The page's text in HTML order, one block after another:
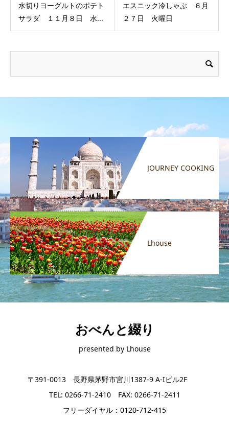
水切りヨーグルトのポテト
サラダ １１月８日 水...
エスニック冷しゃぶ ６月
２７日 火曜日
JOURNEY COOKING
Lhouse
おべんと綴り
presented by Lhouse
〒391-0013 長野県茅野市宮川1387-9 A-Iビル2F
TEL: 0266-71-2410 FAX: 0266-71-2411
フリーダイヤル：0120-712-415